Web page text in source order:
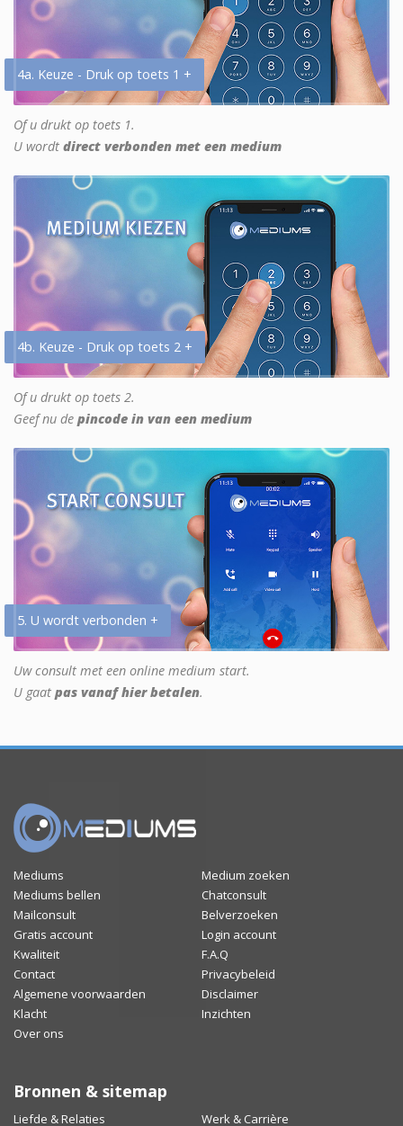
4a. Keuze - Druk op toets 1 +
Of u drukt op toets 1.
U wordt direct verbonden met een medium
4b. Keuze - Druk op toets 2 +
Of u drukt op toets 2.
Geef nu de pincode in van een medium
5. U wordt verbonden +
Uw consult met een online medium start.
U gaat pas vanaf hier betalen.
Mediums
Medium zoeken
Mediums bellen
Chatconsult
Mailconsult
Belverzoeken
Gratis account
Login account
Kwaliteit
F.A.Q
Contact
Privacybeleid
Algemene voorwaarden
Disclaimer
Klacht
Inzichten
Over ons
Bronnen & sitemap
Liefde & Relaties Werk & Carrière